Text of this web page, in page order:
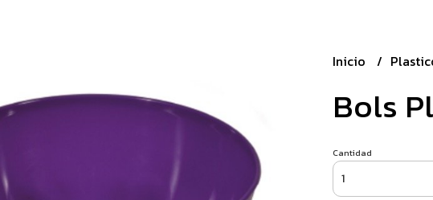
Inicio
Bols
Cantidad